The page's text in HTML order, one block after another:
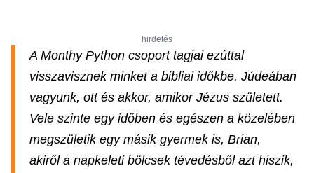
hirdetés
A Monthy Python csoport tagjai ezúttal
visszavisznek minket a bibliai időkbe. Júdeában
vagyunk, ott és akkor, amikor Jézus született.
Vele szinte egy időben és egészen a közelében
megszületik egy másik gyermek is, Brian,
akiről a napkeleti bölcsek tévedésből azt hiszik,